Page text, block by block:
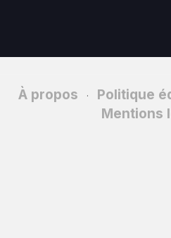
À propos · Politique
Mentions